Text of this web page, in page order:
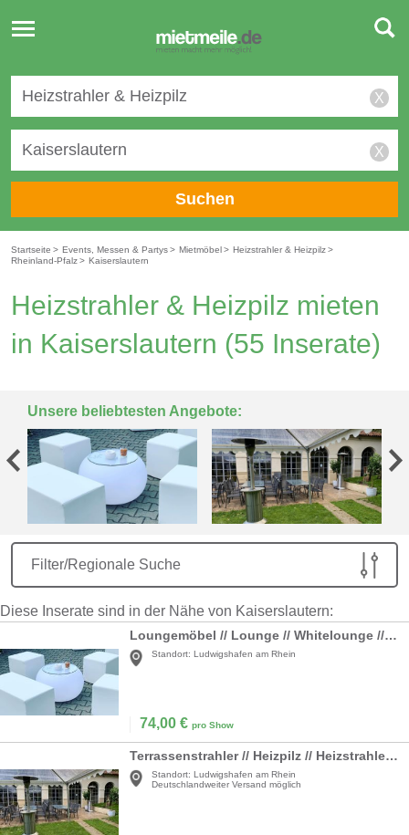
Toggle
navigation
X
X
Suchen
Startseite > Events, Messen & Partys> Mietmöbel> Heizstrahler & Heizpilz>
Rheinland-Pfalz> Kaiserslautern
Heizstrahler & Heizpilz mieten
in Kaiserslautern (55 Inserate)
Unsere beliebtesten Angebote:
Filter/Regionale Suche
Diese Inserate sind in der Nähe von Kaiserslautern:
Loungemöbel // Lounge // Whitelounge // Möbel // Rattanlounge // Rattanmöbel // Cubes // Wedding Lounge // Party Lounge // Möbel
Standort: Ludwigshafen am Rhein
74,00 € pro Show
Terrassenstrahler // Heizpilz // Heizstrahler // Eventstrahler // Eventheizer // Gasstrahler
Standort: Ludwigshafen am Rhein
Deutschlandweiter Versand möglich